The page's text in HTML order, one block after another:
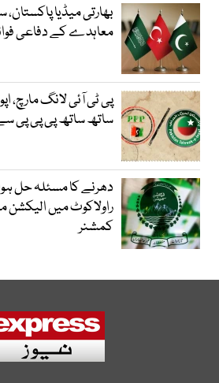
بھارتی میڈیا
معاہدے کے دفاعی
پی ٹی آئی لانگ مارچ،
ساتھ ساتھ پی پی پی
راولاکوٹ میں
کمشنر